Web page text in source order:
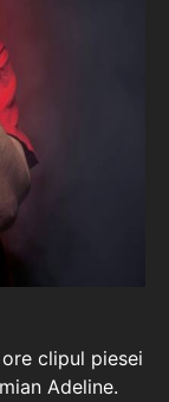
clipul piesei
Adeline.